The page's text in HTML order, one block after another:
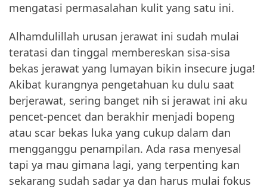
mengatasi permasalahan kulit yang satu ini.
Alhamdulillah urusan jerawat ini sudah mulai
teratasi dan tinggal membereskan sisa-sisa
bekas jerawat yang lumayan bikin insecure juga!
Akibat kurangnya pengetahuan ku dulu saat
berjerawat, sering banget nih si jerawat ini aku
pencet-pencet dan berakhir menjadi bopeng
atau scar bekas luka yang cukup dalam dan
mengganggu penampilan. Ada rasa menyesal
tapi ya mau gimana lagi, yang terpenting kan
sekarang sudah sadar ya dan harus mulai fokus